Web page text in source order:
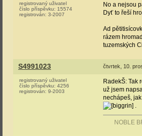
registrovaný uživatel
číslo příspěvku: 15574
registrován: 3-2007
No a nejsou
Dyť to řeší
Ad
rázem
tuzemských
S4991023 čtvrtek, 10.
registrovaný uživatel
číslo příspěvku: 4256
registrován: 9-2003
RadekŠ: Tak
už jsem
nechápeš,
.
NOBLE